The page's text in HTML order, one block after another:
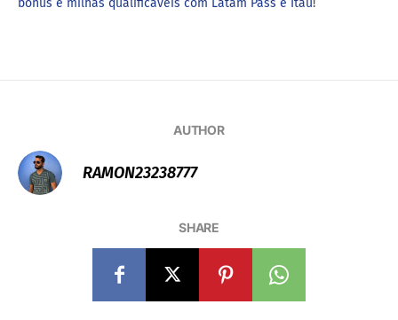
bônus e milhas qualificáveis com Latam Pass e Itau!
AUTHOR
RAMON23238777
SHARE